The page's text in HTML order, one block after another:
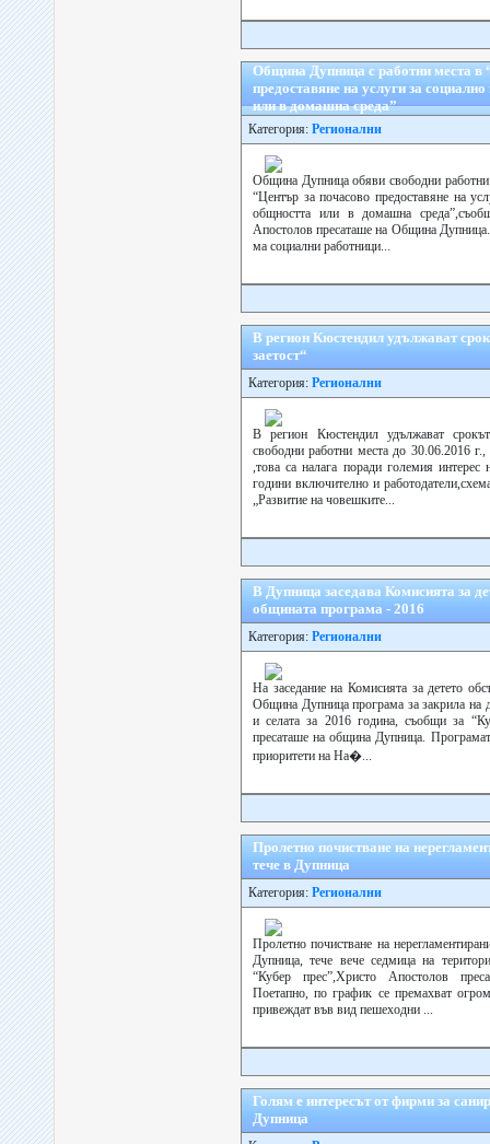
Община Дупница с работни места в
предоставяне на услуги за
или в домашна среда”
Категория: Регионални
Община Дупница обяви свободни
“Център за почасово предоставяне на
общността или в домашна
Апостолов пресаташе на Община
ма социални работници...
В регион Кюстендил удължават
заетост“
Категория: Регионални
В регион Кюстендил удължават
свободни работни места до 30.06.2016
,това са налага поради големия
години включително и
„Развитие на човешките...
В Дупница заседава Комисията за
общината програма - 2016
Категория: Регионални
На заседание на Комисията за детето
Община Дупница програма за закрила на
и селата за 2016 година, съобщи за
пресаташе на община Дупница.
приоритети на На�...
Пролетно почистване на
тече в Дупница
Категория: Регионални
Пролетно почистване на
Дупница, тече вече седмица на
“Кубер прес”,Христо Апостолов
Поетапно, по график се премахват
привеждат във вид пешеходни ...
Голям е интересът от фирми за
Дупница